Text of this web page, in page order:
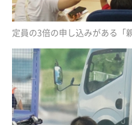
定員の3倍の申し込みがある「